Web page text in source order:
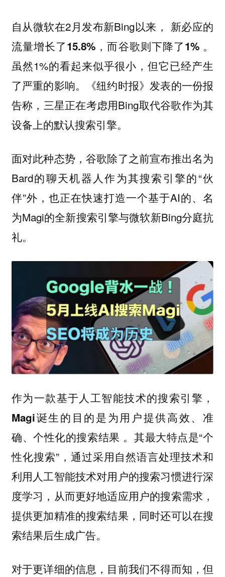
自从微软在2月发布新Bing以来， 新必应的
流量增长了15.8%，而谷歌则下降了1%。
虽然1%的看起来似乎很小，但它已经产生
了严重的影响。《纽约时报》发表的一份报
告称，三星正在考虑用Bing取代谷歌作为其
设备上的默认搜索引擎。
面对此种态势，谷歌除了之前宣布推出名为
Bard的聊天机器人作为其搜索引擎的“伙
伴”外，也正在快速打造一个基于AI的、名
为Magi的全新搜索引擎与微软新Bing分庭抗
礼。
作为一款基于人工智能技术的搜索引擎，
Magi诞生的目的是为用户提供高效、准
确、个性化的搜索结果 。其最大特点是“个
性化搜索”，通过采用自然语言处理技术和
利用人工智能技术对用户的搜索习惯进行深
度学习，从而更好地适应用户的搜索需求，
提供更加精准的搜索结果，同时还可以在搜
索结果后生成广告。
对于更详细的信息，目前我们不得而知，但